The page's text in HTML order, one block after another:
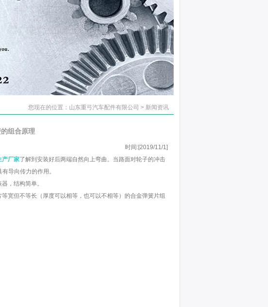
您现在的位置：山东重弓汽车配件有限公司 > 新闻资讯
组合原理
时间:[2019/11/1]
产厂家了解到安装好后两端自然向上弯曲。当路面对轮子的冲击
导向传力的作用。
，结构简单。
宽但不等长（厚度可以相等，也可以不相等）的合金弹簧片组